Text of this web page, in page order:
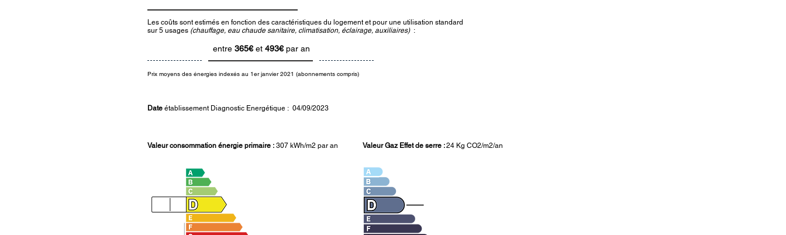
Les coûts sont estimés en fonction des caractéristiques du logement et pour une utilisation standard
sur 5 usages (chauffage, eau chaude sanitaire, climatisation, éclairage, auxiliaires):
entre 365€et 493€par an
Prix moyens des énergies indexés au 1er janvier 2021 (abonnements compris)
Date établissement Diagnostic Energétique : 04/09/2023
Valeur consommation énergie primaire : 307 kWh/m2 par an Valeur Gaz Effet de serre :24 Kg CO2/m2/an